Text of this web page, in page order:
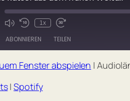
Mute/Unmute
Rewind
Seconds
1x
Fast
30
ABONNIEREN TEILEN
Fenster abspielen |
|Spotify